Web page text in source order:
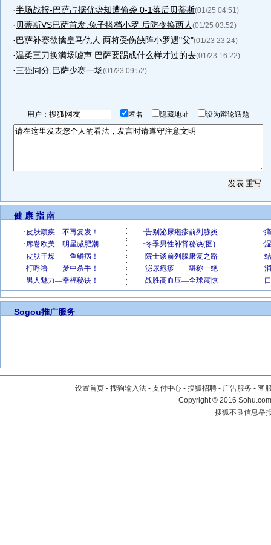
·半场战报-巴萨占据优势却遭偷袭 0-1落后贝蒂斯(01/25 04:51)
· 贝蒂斯VS巴萨首发:兔子搭档小罗 后防变换两人 (01/25 03:52)
·巴萨补赛欲擒皇马仇人 两将受伤缺阵小罗遇"父"(01/23 23:24)
·温柔三刀换满场嘘声 巴萨要踢成什么样才过的去(01/23 16:22)
·三强同分,巴萨少赛一场(01/23 09:52)
用户： 匿名 隐藏地址 设为辩论话题
健 康 指 南
Sogou推广服务
设置首页 - 搜狗输入法 - 支付中心 - 搜狐招聘 - 广告服务 - 客
Copyright©2016
搜狐不良信息举